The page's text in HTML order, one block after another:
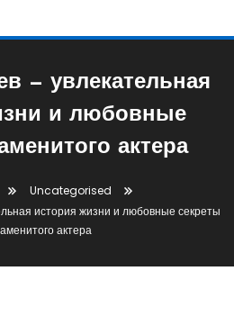
— увлекательная
и любовные
актера
Uncategorised
история жизни и любовные секреты
актера